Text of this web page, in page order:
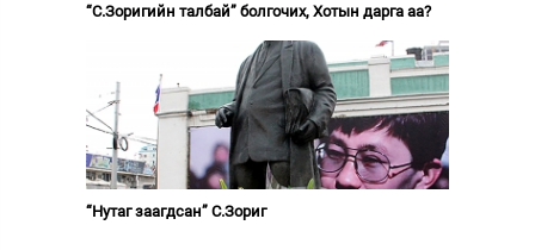
“С.Зоригийн талбай” болгочих, Хотын дарга аа?
“Нутаг заагдсан” С.Зориг